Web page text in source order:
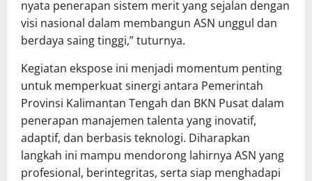
nyata penerapan sistem merit yang sejalan dengan
visi nasional dalam membangun ASN unggul dan
berdaya saing tinggi,” tuturnya.
Kegiatan ekspose ini menjadi momentum penting
untuk memperkuat sinergi antara Pemerintah
Provinsi Kalimantan Tengah dan BKN Pusat dalam
penerapan manajemen talenta yang inovatif,
adaptif, dan berbasis teknologi. Diharapkan
langkah ini mampu mendorong lahirnya ASN yang
profesional, berintegritas, serta siap menghadapi